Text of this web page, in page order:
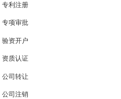
专利注册
专项审批
验资开户
资质认证
公司转让
公司注销